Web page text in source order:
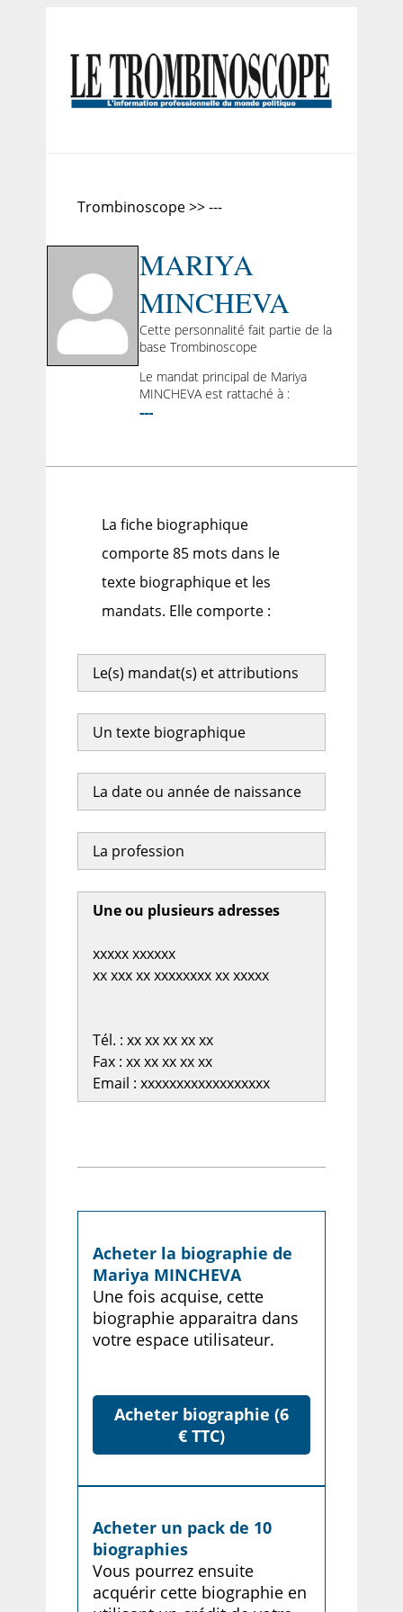
Trombinoscope >> ---
MARIYA
MINCHEVA
Cette personnalité fait partie de la
base Trombinoscope
Le mandat principal de Mariya
MINCHEVA est rattaché à :
---
La fiche biographique
comporte 85 mots dans le
texte biographique et les
mandats. Elle comporte :
Le(s) mandat(s) et attributions
Un texte biographique
La date ou année de naissance
La profession
Une ou plusieurs adresses
xxxxx xxxxxx
xx xxx xx xxxxxxxx xx xxxxx
Tél. : xx xx xx xx xx
Fax : xx xx xx xx xx
Email : xxxxxxxxxxxxxxxxxx
Acheter la biographie de
Mariya MINCHEVA
Une fois acquise, cette
biographie apparaitra dans
votre espace utilisateur.
Acheter biographie (6
€ TTC)
Acheter un pack de 10
biographies
Vous pourrez ensuite
acquérir cette biographie en